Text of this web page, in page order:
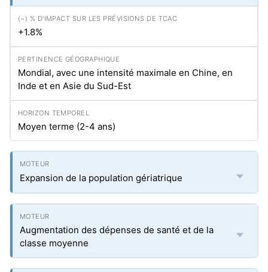
+1.8%
Mondial, avec une intensité maximale en Chine, en
Inde et en Asie du Sud-Est
Moyen terme (2-4 ans)
Expansion de la population gériatrique
Augmentation des dépenses de santé et de la
classe moyenne